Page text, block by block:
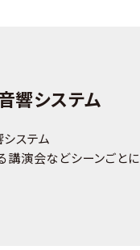
響システム
ステム
講演会などシーンごとに